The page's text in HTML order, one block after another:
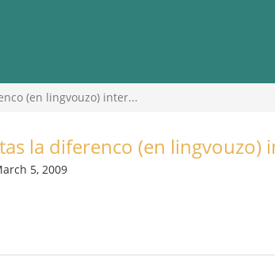
(en lingvouzo) inter...
la diferenco (en lingvouzo)
5, 2009